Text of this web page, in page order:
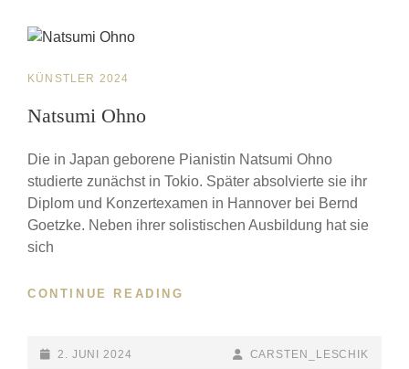
CAT
KÜNSTLER 2024
Natsumi Ohno
Die in Japan geborene Pianistin Natsumi Ohno
studierte zunächst in Tokio. Später absolvierte sie ihr
Diplom und Konzertexamen in Hannover bei Bernd
Goetzke. Neben ihrer solistischen Ausbildung hat sie
sich
CONTINUE READING
POSTED-
2. JUNI 2024
BY
BYLINE
CARSTEN_LESCHIK